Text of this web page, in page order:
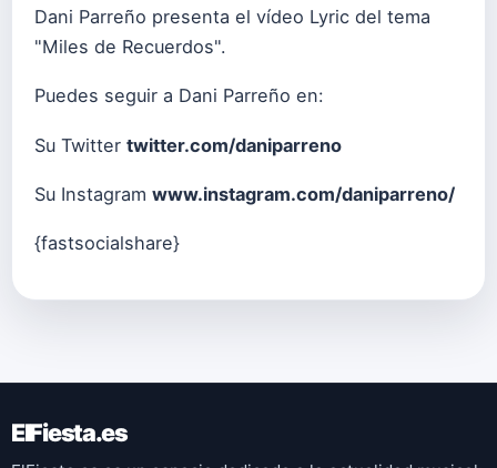
Dani Parreño presenta el vídeo Lyric del tema
"Miles de Recuerdos".
Puedes seguir a Dani Parreño en:
Su Twitter twitter.com/daniparreno
Su Instagram www.instagram.com/daniparreno/
{fastsocialshare}
ElFiesta.es